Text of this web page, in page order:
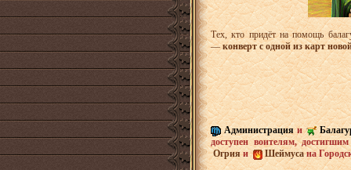
Тех, кто придёт на помощь
—конверт с одной из карт
Администрацияи
доступен воителям,
Огрияи Шеймусана